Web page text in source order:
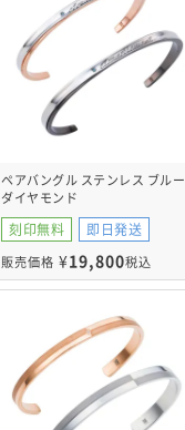
ペアバングル ステンレス ブルー
ダイヤモンド
4SBG029GO&4SBG030BK
刻印無料 即日発送
販売価格 ¥19,800税込